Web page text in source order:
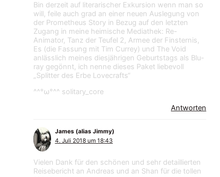
Bin derzeit auf literarischer Exkursion wenn man so
will, feile auch grad an einer neuen Auslegung von
der Prometheus Story in Bezug auf den letzten
Zugang in meine heimische Mediathek: Re-
Animator, Tanz der Teufel 2, Armee der Finsternis,
Es (die Fassung mit Tim Currey) und The Void
anlässlich meines diesjährigen Geburtstags als Blu-
ray gegönnt, ich nenne dieses Paket liebevoll
„Splitter des Erbe Lovecrafts“
^^°ω°^^ solitary_core
Antworten
James (alias Jimmy)
4. Juli 2018 um 18:43
Vielen Dank für den schönen und sehr detaillierten
Reisebericht an Andreas und an Shan für die tollen